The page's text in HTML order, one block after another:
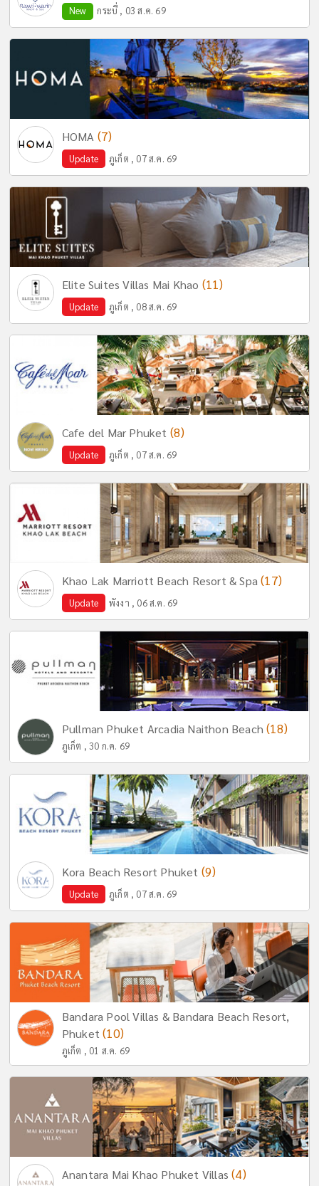
New กระบี่ , 03 ส.ค. 69
HOMA (7)
Update ภูเก็ต , 07 ส.ค. 69
Elite Suites Villas Mai Khao (11)
Update ภูเก็ต , 08 ส.ค. 69
Cafe del Mar Phuket (8)
Update ภูเก็ต , 07 ส.ค. 69
Khao Lak Marriott Beach Resort & Spa(17)
Update พังงา , 06 ส.ค. 69
Pullman Phuket Arcadia Naithon Beach(18)
ภูเก็ต , 30 ก.ค. 69
Kora Beach Resort Phuket (9)
Update ภูเก็ต , 07 ส.ค. 69
Bandara Pool Villas & Bandara Beach Resort,
Phuket(10)
ภูเก็ต , 01 ส.ค. 69
Anantara Mai Khao Phuket Villas(4)